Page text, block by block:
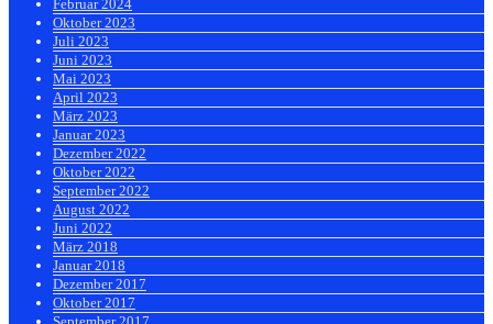
Februar 2024
Oktober 2023
Juli 2023
Juni 2023
Mai 2023
April 2023
März 2023
Januar 2023
Dezember 2022
Oktober 2022
September 2022
August 2022
Juni 2022
März 2018
Januar 2018
Dezember 2017
Oktober 2017